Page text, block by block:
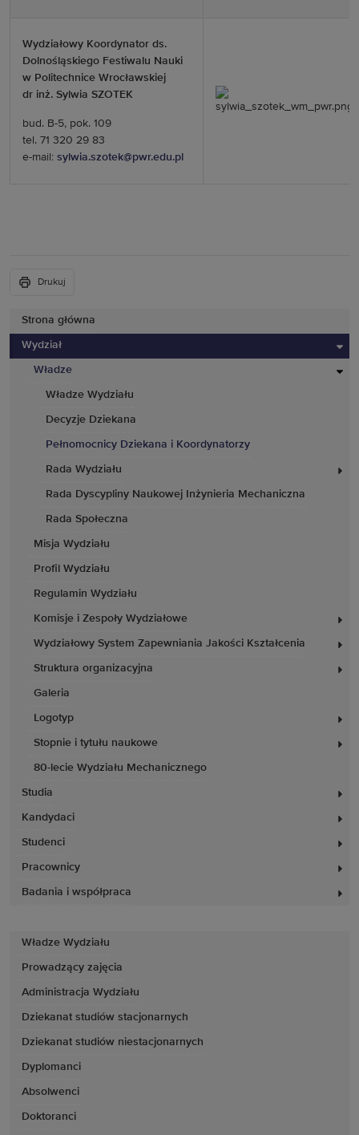
Strona główna
Wydział
Władze
Władze Wydziału
Decyzje Dziekana
Pełnomocnicy Dziekana i Koordynatorzy
Rada Wydziału
Rada Dyscypliny Naukowej Inżynieria Mechaniczna
Rada Społeczna
Misja Wydziału
Profil Wydziału
Regulamin Wydziału
Komisje i Zespoły Wydziałowe
Wydziałowy System Zapewniania Jakości Kształcenia
Struktura organizacyjna
Galeria
Logotyp
Stopnie i tytułu naukowe
80-lecie Wydziału Mechanicznego
Studia
Kandydaci
Studenci
Pracownicy
Badania i współpraca
Władze Wydziału
Prowadzący zajęcia
Administracja Wydziału
Dziekanat studiów stacjonarnych
Dziekanat studiów niestacjonarnych
Dyplomanci
Absolwenci
Doktoranci
Wydziałowy Koordynator ds.
Dolnośląskiego Festiwalu Nauki
w Politechnice Wrocławskiej
dr inż. Sylwia SZOTEK
bud. B-5, pok. 109
tel. 71 320 29 83
e-mail: sylwia.szotek@pwr.edu.pl
Drukuj